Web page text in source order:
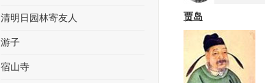
贾岛
清明日园林寄友人
游子
宿山寺